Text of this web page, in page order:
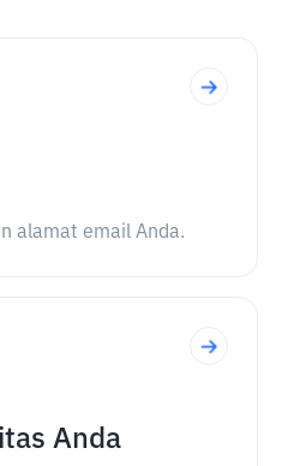
alamat email Anda.
Anda